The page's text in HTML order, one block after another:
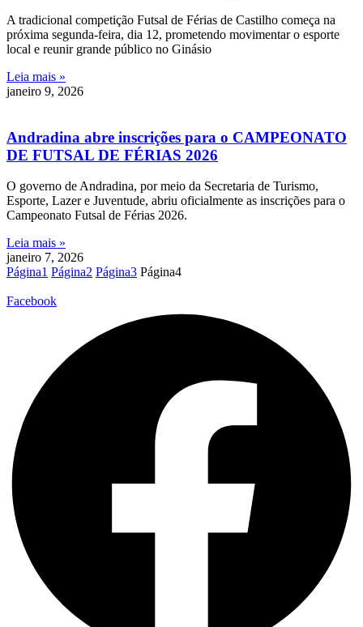
A tradicional competição Futsal de Férias de Castilho começa na
próxima segunda-feira, dia 12, prometendo movimentar o esporte
local e reunir grande público no Ginásio
Leia mais »
janeiro 9, 2026
Andradina abre inscrições para o CAMPEONATO
DE FUTSAL DE FÉRIAS 2026
O governo de Andradina, por meio da Secretaria de Turismo,
Esporte, Lazer e Juventude, abriu oficialmente as inscrições para o
Campeonato Futsal de Férias 2026.
Leia mais »
janeiro 7, 2026
Página1 Página2 Página3 Página4
Facebook